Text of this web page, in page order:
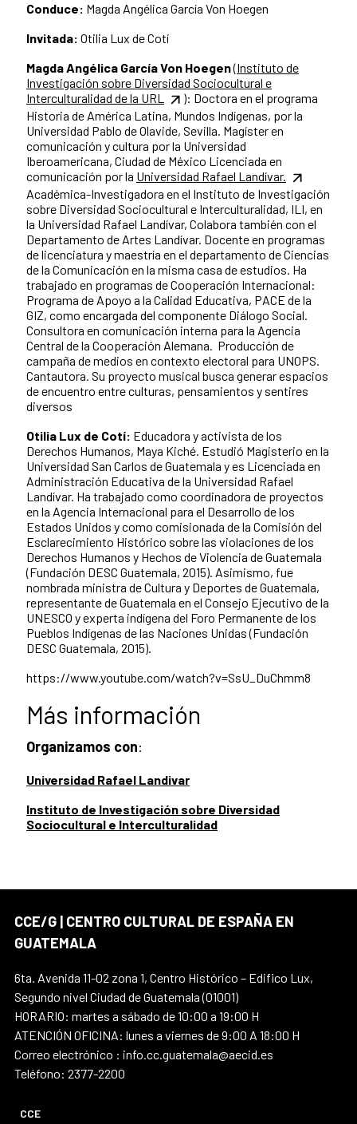
Conduce: Magda Angélica García Von Hoegen
Invitada: Otilia Lux de Cotí
Magda Angélica García Von Hoegen(Instituto de
Investigación sobre Diversidad Sociocultural e
Interculturalidad de la URL
): Doctora en el programa
Historia de América Latina, Mundos Indígenas, por la
Universidad Pablo de Olavide, Sevilla. Magíster en
comunicación y cultura por la Universidad
Iberoamericana, Ciudad de México Licenciada en
comunicación por la Universidad Rafael Landívar.
Académica-Investigadora en el Instituto de Investigación
sobre Diversidad Sociocultural e Interculturalidad, ILI, en
la Universidad Rafael Landívar, Colabora también con el
Departamento de Artes Landívar. Docente en programas
de licenciatura y maestría en el departamento de Ciencias
de la Comunicación en la misma casa de estudios. Ha
trabajado en programas de Cooperación Internacional:
Programa de Apoyo a la Calidad Educativa, PACE de la
GIZ, como encargada del componente Diálogo Social.
Consultora en comunicación interna para la Agencia
Central de la Cooperación Alemana. Producción de
campaña de medios en contexto electoral para UNOPS.
Cantautora. Su proyecto musical busca generar espacios
de encuentro entre culturas, pensamientos y sentires
diversos
Otilia Lux de Cotí: Educadora y activista de los
Derechos Humanos, Maya Kiché. Estudió Magisterio en la
Universidad San Carlos de Guatemala y es Licenciada en
Administración Educativa de la Universidad Rafael
Landívar. Ha trabajado como coordinadora de proyectos
en la Agencia Internacional para el Desarrollo de los
Estados Unidos y como comisionada de la Comisión del
Esclarecimiento Histórico sobre las violaciones de los
Derechos Humanos y Hechos de Violencia de Guatemala
(Fundación DESC Guatemala, 2015). Asimismo, fue
nombrada ministra de Cultura y Deportes de Guatemala,
representante de Guatemala en el Consejo Ejecutivo de la
UNESCO y experta indígena del Foro Permanente de los
Pueblos Indígenas de las Naciones Unidas (Fundación
DESC Guatemala, 2015).
https://www.youtube.com/watch?v=SsU_DuChmm8
Más información
Organizamos con:
Universidad Rafael Landivar
Instituto de Investigación sobre Diversidad
Sociocultural e Interculturalidad
CCE/G | CENTRO CULTURAL DE ESPAÑA EN
GUATEMALA
6ta. Avenida 11-02 zona 1, Centro Histórico – Edifico Lux,
Segundo nivel Ciudad de Guatemala (01001)
HORARIO: martes a sábado de 10:00 a 19:00 H
ATENCIÓN OFICINA: lunes a viernes de 9:00 A 18:00 H
Correo electrónico : info.cc.guatemala@aecid.es
Teléfono: 2377-2200
CCE